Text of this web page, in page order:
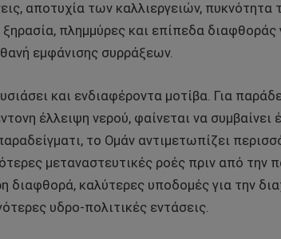
αποτυχία των καλλιεργειών, πυκνότητα
πλημμύρες και επίπεδα διαφθοράς
εμφάνισης συρράξεων.
και ενδιαφέροντα μοτίβα. Για
έλλειψη νερού, φαίνεται να συμβαίνει
το Ομάν αντιμετωπίζει
μεταναστευτικές ροές πριν από την
διαφθορά, καλύτερες υποδομές για την
υδρο-πολιτικές εντάσεις.